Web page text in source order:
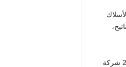
والمعروفة باسم “عملية الهروب من السجن”، نزلت مجموعة أولية من المهندسين من ما يقرب من 20 شركة